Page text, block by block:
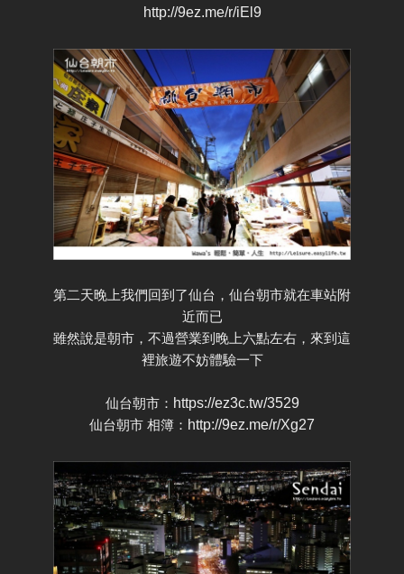
http://9ez.me/r/iEl9
第二天晚上我們回到了仙台，仙台朝市就在車站附
近而已
雖然說是朝市，不過營業到晚上六點左右，來到這
裡旅遊不妨體驗一下
仙台朝市： https://ez3c.tw/3529
仙台朝市 相簿： http://9ez.me/r/Xg27